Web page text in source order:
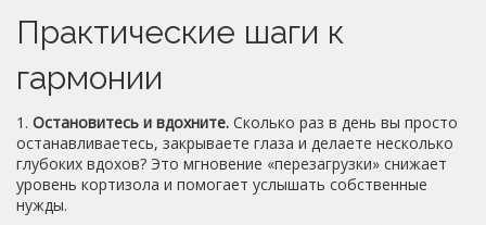
Практические шаги к
гармонии
1. Остановитесь и вдохните. Сколько раз в день вы просто
останавливаетесь, закрываете глаза и делаете несколько
глубоких вдохов? Это мгновение «перезагрузки» снижает
уровень кортизола и помогает услышать собственные
нужды.